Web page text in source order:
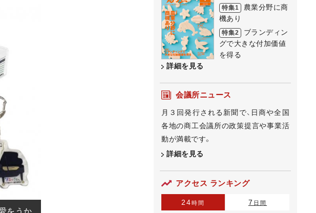
をうか
特集1
農業分野に商
機あり
特集2
ブランディン
グで大きな付加価値
を得る
詳細を見る
会議所ニュース
月３回発行される新聞で、日商や全国
各地の商工会議所の政策提言や事業活
動が満載です。
詳細を見る
アクセス ランキング
24時間 7 日間